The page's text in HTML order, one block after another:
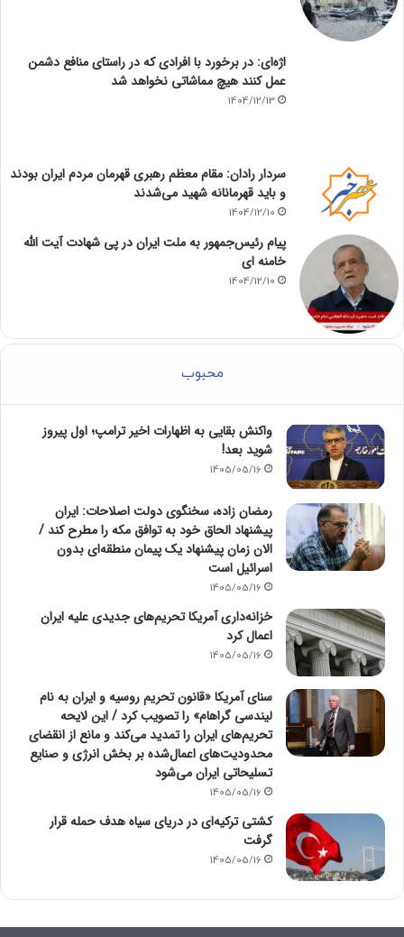
اژه‌ای: در برخورد با افرادی که در راستای منافع دشمن
عمل کنند هیچ مماشاتی نخواهد شد
1404/12/13
سردار رادان: مقام معظم رهبری قهرمان مردم ایران بودند
و باید قهرمانانه شهید می‌شدند
1404/12/10
پیام رئیس‌جمهور به ملت ایران در پی شهادت آیت الله
خامنه ای
1404/12/10
محبوب
واکنش بقایی به اظهارات اخیر ترامپ؛ اول پیروز
شوید بعد!
1405/05/16
رمضان زاده، سخنگوی دولت اصلاحات: ایران
پیشنهاد الحاق خود به توافق مکه را مطرح کند /
الان زمان پیشنهاد یک پیمان منطقه‌ای بدون
اسرائیل است
1405/05/16
خزانه‌داری آمریکا تحریم‌های جدیدی علیه ایران
اعمال کرد
1405/05/16
سنای آمریکا «قانون تحریم روسیه و ایران به نام
لیندسی گراهام» را تصویب کرد / این لایحه
تحریم‌های ایران را تمدید می‌کند و مانع از انقضای
محدودیت‌های اعمال‌شده بر بخش انرژی و صنایع
تسلیحاتی ایران می‌شود
1405/05/16
کشتی ترکیه‌ای در دریای سیاه هدف حمله قرار
گرفت
1405/05/16